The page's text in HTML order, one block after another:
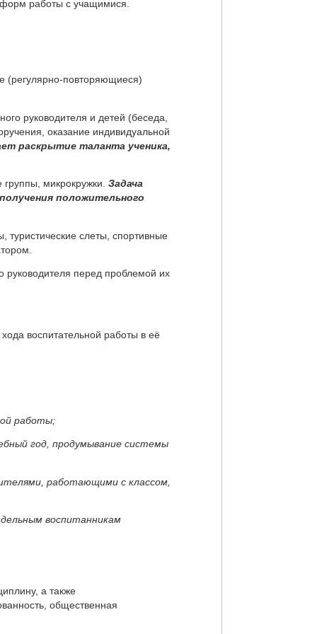
форм работы с учащимися.
(регулярно-повторяющиеся)
руководителя и детей (беседа,
оказание индивидуальной
раскрытие таланта ученика,
микрокружки. Задача
положительного
туристические слеты, спортивные
руководителя перед проблемой их
воспитательной работы в её
работы;
год, продумывание системы
работающими с классом,
воспитанникам
а также
общественная